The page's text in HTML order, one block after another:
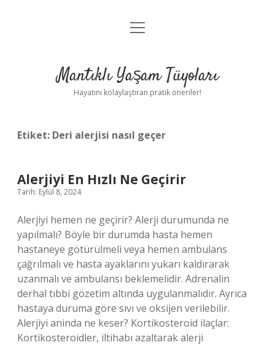
Anasayfa
Yasal Uyarı
menüyü
Mantıklı Yaşam Tüyoları
Hayatını kolaylaştıran pratik öneriler!
Etiket: Deri alerjisi nasıl geçer
Alerjiyi En Hızlı Ne Geçirir
Tarih: Eylül 8, 2024
Alerjiyi hemen ne geçirir? Alerji durumunda ne
yapılmalı? Böyle bir durumda hasta hemen
hastaneye götürülmeli veya hemen ambulans
çağrılmalı ve hasta ayaklarını yukarı kaldırarak
uzanmalı ve ambulansı beklemelidir. Adrenalin
derhal tıbbi gözetim altında uygulanmalıdır. Ayrıca
hastaya duruma göre sıvı ve oksijen verilebilir.
Alerjiyi aninda ne keser? Kortikosteroid ilaçlar:
Kortikosteroidler, iltihabı azaltarak alerji